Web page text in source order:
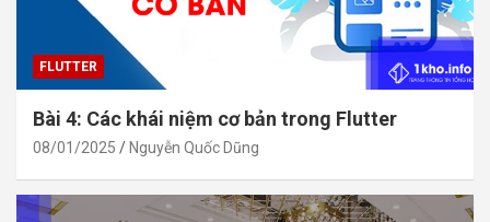
FLUTTER
Bài 4: Các khái niệm cơ bản trong Flutter
08/01/2025 Nguyễn Quốc Dũng